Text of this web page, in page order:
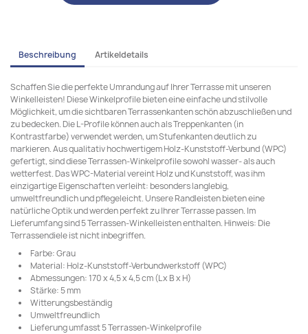
Beschreibung Artikeldetails
Schaffen Sie die perfekte Umrandung auf Ihrer Terrasse mit unseren
Winkelleisten! Diese Winkelprofile bieten eine einfache und stilvolle
Möglichkeit, um die sichtbaren Terrassenkanten schön abzuschließen und
zu bedecken. Die L-Profile können auch als Treppenkanten (in
Kontrastfarbe) verwendet werden, um Stufenkanten deutlich zu
markieren. Aus qualitativ hochwertigem Holz-Kunststoff-Verbund (WPC)
gefertigt, sind diese Terrassen-Winkelprofile sowohl wasser- als auch
wetterfest. Das WPC-Material vereint Holz und Kunststoff, was ihm
einzigartige Eigenschaften verleiht: besonders langlebig,
umweltfreundlich und pflegeleicht. Unsere Randleisten bieten eine
natürliche Optik und werden perfekt zu Ihrer Terrasse passen. Im
Lieferumfang sind 5 Terrassen-Winkelleisten enthalten. Hinweis: Die
Terrassendiele ist nicht inbegriffen.
Farbe: Grau
Material: Holz-Kunststoff-Verbundwerkstoff (WPC)
Abmessungen: 170 x 4,5 x 4,5 cm (L x B x H)
Stärke: 5 mm
Witterungsbeständig
Umweltfreundlich
Lieferung umfasst 5 Terrassen-Winkelprofile